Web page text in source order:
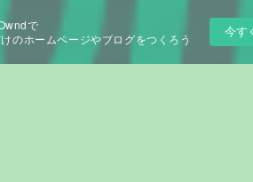
で
のホームページやブログをつくろう
今す